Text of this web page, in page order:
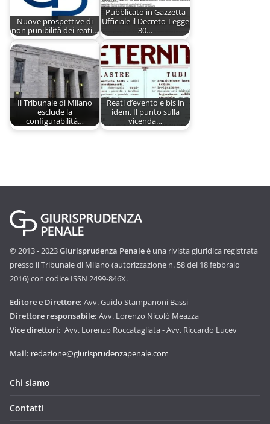
Nuove prospettive di
non punibilità dei reati…
Pubblicato in Gazzetta
Ufficiale il Decreto-Legge
30…
Il Tribunale di Milano
esclude la
configurabilità…
Reati d’evento e bis in
idem. Il punto sulla
vicenda…
© 2013 - 2023Giurisprudenza Penaleè una rivista giuridica registrata
presso il Tribunale di Milano (autorizzazione n. 58 del 18 febbraio
2016) con codice ISSN 2499-846X.
Editore e Direttore: Avv. Guido Stampanoni Bassi
Direttore responsabile: Avv. Lorenzo Nicolò Meazza
Vice direttori: Avv. Lorenzo Roccatagliata - Avv. Riccardo Lucev
Mail: redazione@giurisprudenzapenale.com
Chi siamo
Contatti